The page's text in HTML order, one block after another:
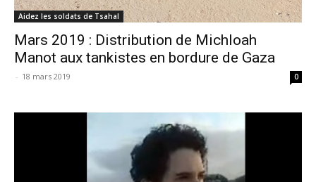
Aidez les soldats de Tsahal
Mars 2019 : Distribution de Michloah
Manot aux tankistes en bordure de Gaza
- 18 mars 2019 0